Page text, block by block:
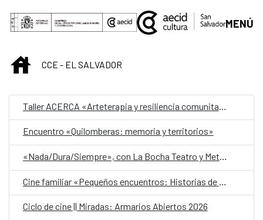
Saltar al contenido principal
MENÚ
INICIOCCE - EL SALVADOR
Encuentro «Quilomberas: memoria y territorios»
«Nada/Dura/Siempre», con La Bocha Teatro y Metafórica
Ciclo de cine || Miradas: Armarios Abiertos 2026